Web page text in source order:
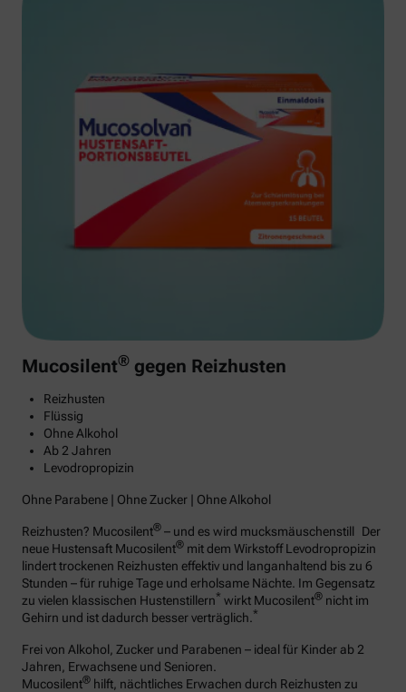
Mucosilent® gegen Reizhusten
Reizhusten
Flüssig
Ohne Alkohol
Ab 2 Jahren
Levodropropizin
Ohne Parabene | Ohne Zucker | Ohne Alkohol
Reizhusten? Mucosilent® – und es wird mucksmäuschenstill Der
neue Hustensaft Mucosilent® mit dem Wirkstoff Levodropropizin
lindert trockenen Reizhusten effektiv und langanhaltend bis zu 6
Stunden – für ruhige Tage und erholsame Nächte. Im Gegensatz
zu vielen klassischen Hustenstillern* wirkt Mucosilent® nicht im
Gehirn und ist dadurch besser verträglich. *
Frei von Alkohol, Zucker und Parabenen – ideal für Kinder ab 2
Jahren, Erwachsene und Senioren.
Mucosilent® hilft, nächtliches Erwachen durch Reizhusten zu